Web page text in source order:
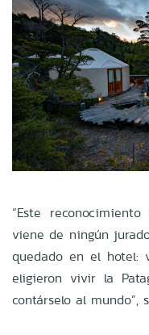
“Este
viene de ningún
quedado en el hotel:
eligieron vivir la
contárselo al mundo”,